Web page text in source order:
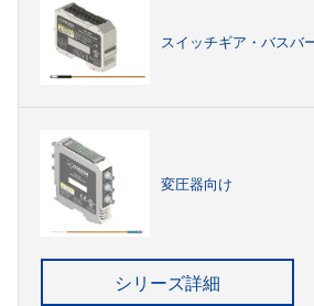
スイッチギア・バスバ
変圧器向け
シリーズ詳細